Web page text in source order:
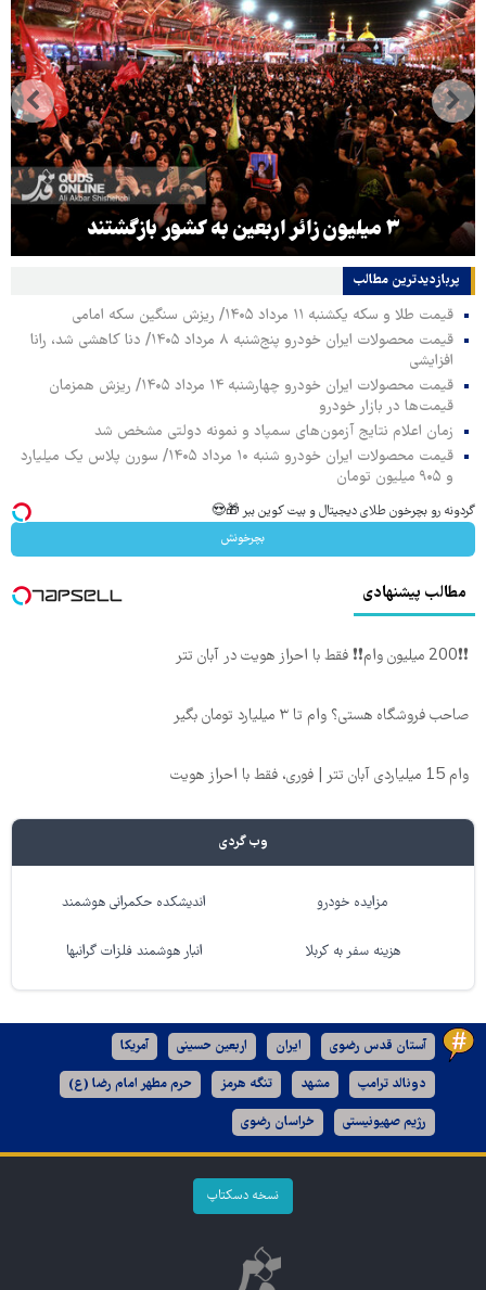
۳ میلیون زائر اربعین به کشور بازگشتند
پربازدیدترین‌ مطالب
قیمت طلا و سکه یکشنبه ۱۱ مرداد ۱۴۰۵/ ریزش سنگین سکه امامی
قیمت محصولات ایران خودرو پنج‌شنبه ۸ مرداد ۱۴۰۵/ دنا کاهشی شد، رانا
افزایشی
قیمت محصولات ایران خودرو چهارشنبه ۱۴ مرداد ۱۴۰۵/ ریزش همزمان
قیمت‌ها در بازار خودرو
زمان اعلام نتایج آزمون‌های سمپاد و نمونه دولتی مشخص شد
قیمت محصولات ایران خودرو شنبه ۱۰ مرداد ۱۴۰۵/ سورن پلاس یک میلیارد
و ۹۰۵ میلیون تومان
گردونه رو بچرخون طلای دیجیتال و بیت کوین ببر 🎁😍
بچرخونش
مطالب پیشنهادی
❗❗200 میلیون وام❗❗ فقط با احراز هویت در آبان تتر
صاحب فروشگاه هستی؟ وام تا ۳ میلیارد تومان بگیر
وام 15 میلیاردی آبان تتر | فوری، فقط با احراز هویت
وب گردی
مزایده خودرو اندیشکده حکمرانی هوشمند
هزینه سفر به کربلا انبار هوشمند فلزات گرانبها
آستان قدس رضوی ایران اربعین حسینی آمریکا
دونالد ترامپ مشهد تنگه هرمز حرم مطهر امام رضا (ع)
رژیم صهیونیستی خراسان رضوی
نسخه دسکتاپ